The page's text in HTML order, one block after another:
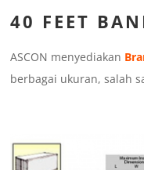
40 FEET
ASCON menyediakan
berbagai ukuran, salah